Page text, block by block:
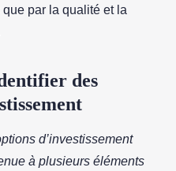
par la qualité et la
des
d’investissement
à plusieurs éléments